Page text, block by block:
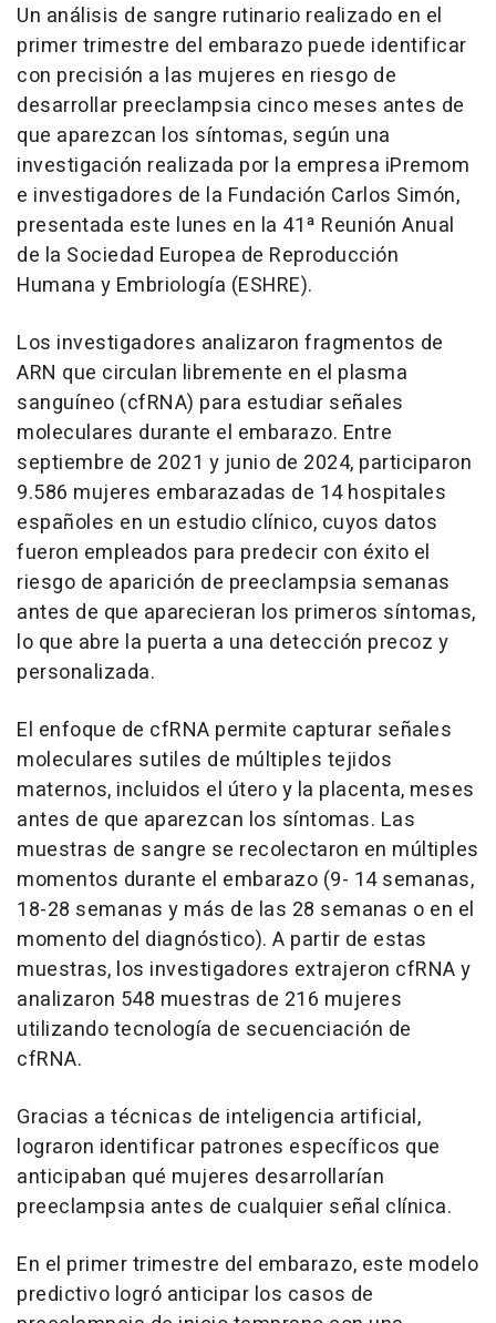
Un análisis de sangre rutinario realizado en el
primer trimestre del embarazo puede identificar
con precisión a las mujeres en riesgo de
desarrollar preeclampsia cinco meses antes de
que aparezcan los síntomas, según una
investigación realizada por la empresa iPremom
e investigadores de la Fundación Carlos Simón,
presentada este lunes en la 41ª Reunión Anual
de la Sociedad Europea de Reproducción
Humana y Embriología (ESHRE).
Los investigadores analizaron fragmentos de
ARN que circulan libremente en el plasma
sanguíneo (cfRNA) para estudiar señales
moleculares durante el embarazo. Entre
septiembre de 2021 y junio de 2024, participaron
9.586 mujeres embarazadas de 14 hospitales
españoles en un estudio clínico, cuyos datos
fueron empleados para predecir con éxito el
riesgo de aparición de preeclampsia semanas
antes de que aparecieran los primeros síntomas,
lo que abre la puerta a una detección precoz y
personalizada.
El enfoque de cfRNA permite capturar señales
moleculares sutiles de múltiples tejidos
maternos, incluidos el útero y la placenta, meses
antes de que aparezcan los síntomas. Las
muestras de sangre se recolectaron en múltiples
momentos durante el embarazo (9- 14 semanas,
18-28 semanas y más de las 28 semanas o en el
momento del diagnóstico). A partir de estas
muestras, los investigadores extrajeron cfRNA y
analizaron 548 muestras de 216 mujeres
utilizando tecnología de secuenciación de
cfRNA.
Gracias a técnicas de inteligencia artificial,
lograron identificar patrones específicos que
anticipaban qué mujeres desarrollarían
preeclampsia antes de cualquier señal clínica.
En el primer trimestre del embarazo, este modelo
predictivo logró anticipar los casos de